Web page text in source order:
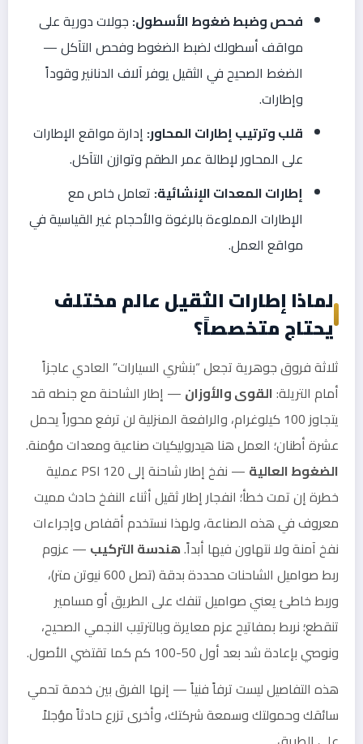
فحص وضبط ضغوط الأسطول: جولات دورية على
مواقف أسطولك لضبط الضغوط وفحص التآكل —
الضغط الصحيح في الثقيل يوفر آلاف الدنانير وقوداً
وإطارات.
قلب وترتيب إطارات المحاور: إدارة مواقع الإطارات
على المحاور لإطالة عمر الطقم وتوازن التآكل.
إطارات المعدات الإنشائية: تعامل خاص مع
الإطارات المملوءة بالرغوة والأحجام غير القياسية في
مواقع العمل.
لماذا إطارات الثقيل عالم مختلف
يحتاج متخصصاً؟
ثلاثة فروق جوهرية تجعل “بنشري السيارات” العادي عاجزاً
أمام التريلة:القوى والأوزان — إطار الشاحنة مع جنطه قد
يتجاوز 100 كيلوغرام، والرافعة المنزلية لن ترفع محوراً يحمل
عشرة أطنان؛ العمل هنا هيدروليكيات صناعية ومعدات مؤمنة.
الضغوط العالية
— نفخ إطار شاحنة إلى 120 PSI عملية
خطرة إن تمت خطأ؛ انفجار إطار ثقيل أثناء النفخ حادث مميت
معروف في هذه الصناعة، ولهذا نستخدم أقفاص وإجراءات
نفخ آمنة ولا نتهاون فيها أبداً.هندسة التركيب — عزوم
ربط صواميل الشاحنات محددة بدقة (تصل 600 نيوتن متر)،
وربط خاطئ يعني صواميل تنفك على الطريق أو مسامير
تنقطع؛ نربط بمفاتيح عزم معايرة وبالترتيب النجمي الصحيح،
ونوصي بإعادة شد بعد أول 50-100 كم كما تقتضي الأصول.
هذه التفاصيل ليست ترفاً فنياً — إنها الفرق بين خدمة تحمي
سائقك وحمولتك وسمعة شركتك، وأخرى تزرع حادثاً مؤجلاً